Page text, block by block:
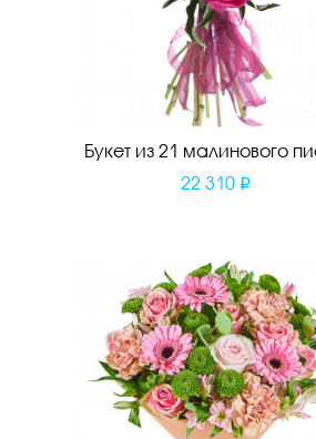
Букет из 21 малинового
22 310